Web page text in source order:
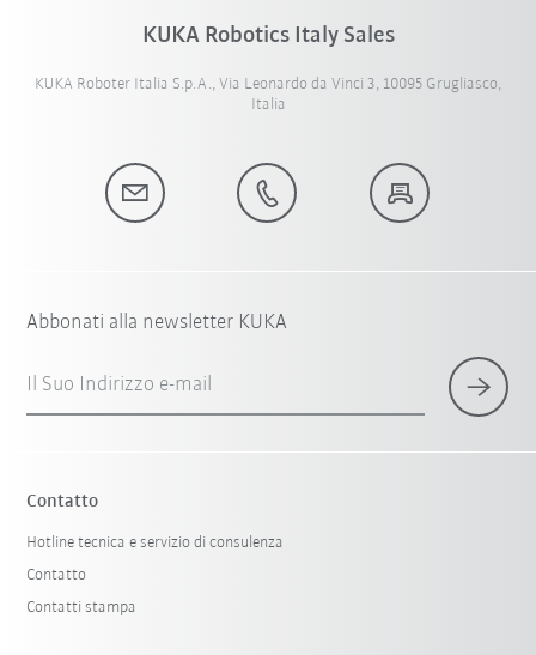
KUKA Robotics Italy Sales
KUKA Roboter Italia S.p.A., Via Leonardo da Vinci 3, 10095 Grugliasco,
Italia
Abbonati alla newsletter KUKA
Il Suo Indirizzo e-mail
Contatto
Hotline tecnica e servizio di consulenza
Contatto
Contatti stampa